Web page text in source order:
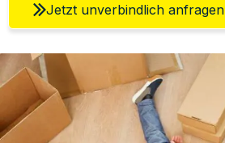
Jetzt unverbindlich anfragen